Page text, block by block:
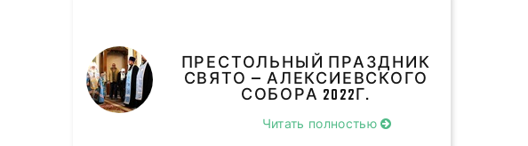
ПРЕСТОЛЬНЫЙ ПРАЗДНИК
СВЯТО — АЛЕКСИЕВСКОГО
СОБОРА 2022Г.
Читать полностью